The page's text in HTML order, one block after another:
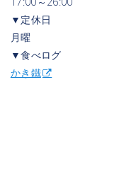
▼定休日
月曜
▼食べログ
かき鐵